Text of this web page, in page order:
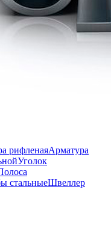
рифленаяАрматура
Уголок
стальныеШвеллер